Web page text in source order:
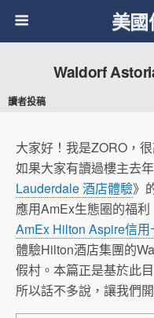
美
Waldorf
讀者投稿
大家好！我是ZORO，
如果大家有讀過樓主去
Lauderdale 酒店體驗》
應用AmEx生態圈的福
AmEx Hilton Aspire信用
體驗Hilton酒店集團的
假村。本篇正是基於此
所以話不多說，讓我們